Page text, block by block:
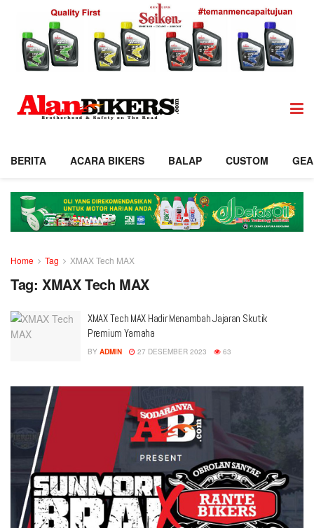
BERITA ACARA BIKERS BALAP CUSTOM
Home Tag XMAX Tech MAX
Tag: XMAX Tech MAX
XMAX Tech MAX Hadir Menambah Jajaran Skutik
Premium Yamaha
BY ADMIN 27 DESEMBER 2023 63